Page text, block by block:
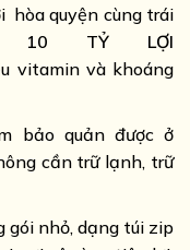
hòa quyện cùng trái
10 TỶ LỢI
vitamin và khoáng
bảo quản được ở
cần trữ lạnh, trữ
gói nhỏ, dạng túi zip